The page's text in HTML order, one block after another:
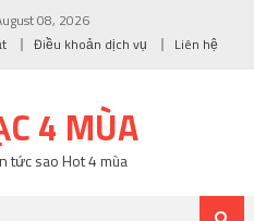
08, 2026
Điều khoản dịch vụ Liên hệ
4 MÙA
tức sao Hot 4 mùa